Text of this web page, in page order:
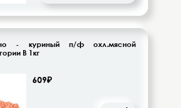
- куриный п/ф охл.мясной
В 1кг
609₽